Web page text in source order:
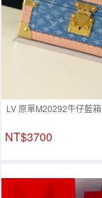
LV 原單M20292牛仔藍
NT$3700